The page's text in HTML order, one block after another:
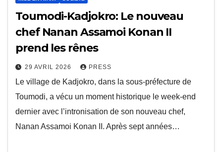
Toumodi-Kadjokro: Le nouveau
chef Nanan Assamoi Konan II
prend les rênes
29 AVRIL 2026 PRESS
Le village de Kadjokro, dans la sous-préfecture de
Toumodi, a vécu un moment historique le week-end
dernier avec l’intronisation de son nouveau chef,
Nanan Assamoi Konan II. Après sept années…